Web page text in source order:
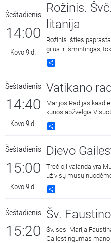
Šeštadienis
14:00
Kovo 9 d.
Rožinis.
litanija
Rožinis išties
gilus ir išmintingas,
ramybę.
Šeštadienis
14:40
Kovo 9 d.
Vatikano
Marijos Radijas
kurios apžvelgia
Šeštadienis
15:00
Kovo 9 d.
Dievo
Trečioji valanda yra
už visų mūsų
15:00 ir 3:00 kviečia
Gailestingumo
Dievo Gailestingumo
šv. Faustinos
Šeštadienis
15:20
Šv.
Šv. ses. Marija
Gailestingumas mano